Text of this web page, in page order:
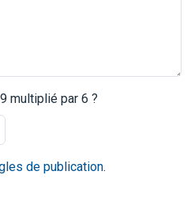
multiplié par 6 ?
de publication.